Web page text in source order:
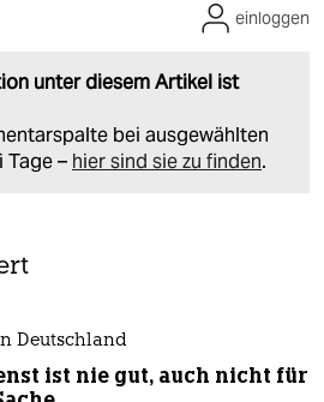
unter diesem Artikel ist
bei ausgewählten
– hier sind sie zu finden.
einloggen
Deutschland
ist nie gut, auch nicht für